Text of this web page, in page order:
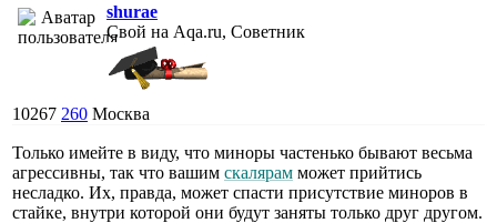
shurae
Свой на Aqa.ru, Советник
10267 260 Москва
Только имейте в виду, что миноры частенько бывают весьма
агрессивны, так что вашим скалярам может прийтись
несладко. Их, правда, может спасти присутствие миноров в
стайке, внутри которой они будут заняты только друг другом.